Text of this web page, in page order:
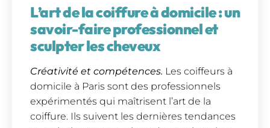
L’art de la coiffure à domicile : un
savoir-faire professionnel et
sculpter les cheveux
Créativité et compétences. Les coiffeurs à
domicile à Paris sont des professionnels
expérimentés qui maîtrisent l’art de la
coiffure. Ils suivent les dernières tendances